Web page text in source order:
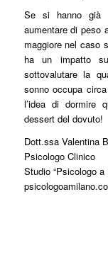
Se si hanno già
aumentare di peso
maggiore nel caso
ha un impatto
sottovalutare la
sonno occupa
l’idea di dormire
dessert del dovuto!
Dott.ssa Valentina
Psicologo Clinico
Studio “Psicologo a